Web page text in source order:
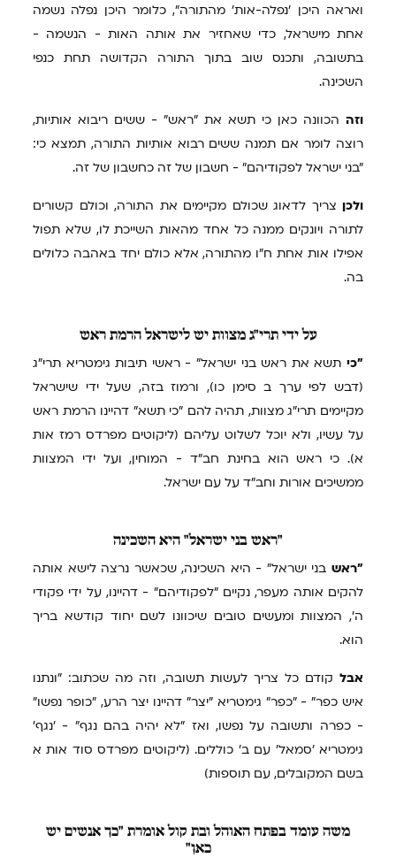
ואראה היכן 'נפלה-אות' מהתורה", כלומר היכן נפלה נשמה
אחת מישראל, כדי שאחזיר את אותה האות - הנשמה -
בתשובה, ותכנס שוב בתוך התורה הקדושה תחת כנפי
השכינה.
וזה הכוונה כאן כי תשא את "ראש" - ששים ריבוא אותיות,
רוצה לומר אם תמנה ששים רבוא אותיות התורה, תמצא כי:
"בני ישראל לפקודיהם" - חשבון של זה כחשבון של זה.
ולכן צריך לדאוג שכולם מקיימים את התורה, וכולם קשורים
לתורה ויונקים ממנה כל אחד מהאות השייכת לו, שלא תפול
אפילו אות אחת ח"ו מהתורה, אלא כולם יחד באהבה כלולים
בה.
על ידי תרי"ג מצוות יש לישראל הרמת ראש
"כי תשא את ראש בני ישראל" - ראשי תיבות גימטריא תרי"ג
(דבש לפי ערך ב סימן כו), ורמוז בזה, שעל ידי שישראל
מקיימים תרי"ג מצוות, תהיה להם "כי תשא" דהיינו הרמת ראש
על עשיו, ולא יוכל לשלוט עליהם (ליקוטים מפרדס רמז אות
א). כי ראש הוא בחינת חב"ד - המוחין, ועל ידי המצוות
ממשיכים אורות וחב"ד על עם ישראל.
"ראש בני ישראל" היא השכינה
"ראש בני ישראל" - היא השכינה, שכאשר נרצה לישא אותה
להקים אותה מעפר, נקיים "לפקודיהם" - דהיינו, על ידי פקודי
ה', המצוות ומעשים טובים שיכוונו לשם יחוד קודשא בריך
הוא.
אבל קודם כל צריך לעשות תשובה, וזה מה שכתוב: "ונתנו
איש כפר" - "כפר" גימטריא "יצר" דהיינו יצר הרע, "כופר נפשו"
- כפרה ותשובה על נפשו, ואז "לא יהיה בהם נגף" - 'נגף'
גימטריא 'סמאל' עם ב' כוללים. (ליקוטים מפרדס סוד אות א
בשם המקובלים, עם תוספות)
משה עומד בפתח האוהל ובת קול אומרת "כך אנשים יש
כאן"